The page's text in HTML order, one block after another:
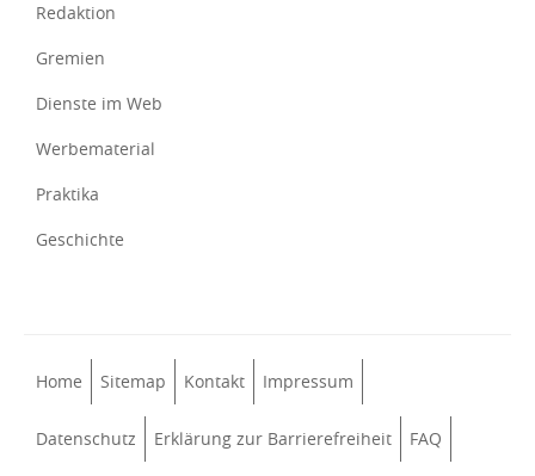
Redaktion
Gremien
Dienste im Web
Werbematerial
Praktika
Geschichte
Home Sitemap Kontakt Impressum
Datenschutz Erklärung zur Barrierefreiheit FAQ